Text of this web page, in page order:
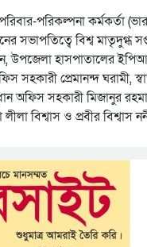
পরিকল্পনা কর্মকর্তা
সভাপতিত্বে বিশ্ব মাতৃদুগ্ধ
উপজেলা হাসপাতালের
সহকারী প্রেমানন্দ ঘরামী,
অফিস সহকারী মিজানুর
বিশ্বাস ও প্রবীর বিশ্বাস